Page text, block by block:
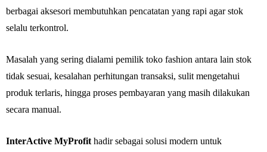
berbagai aksesori membutuhkan pencatatan yang rapi agar stok
selalu terkontrol.
Masalah yang sering dialami pemilik toko fashion antara lain stok
tidak sesuai, kesalahan perhitungan transaksi, sulit mengetahui
produk terlaris, hingga proses pembayaran yang masih dilakukan
secara manual.
InterActive MyProfit hadir sebagai solusi modern untuk